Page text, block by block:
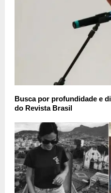
Busca por profundidade e
do Revista Brasil